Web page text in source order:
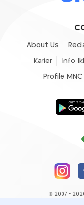
About Us
Karier Info
Profile
© 2007 -